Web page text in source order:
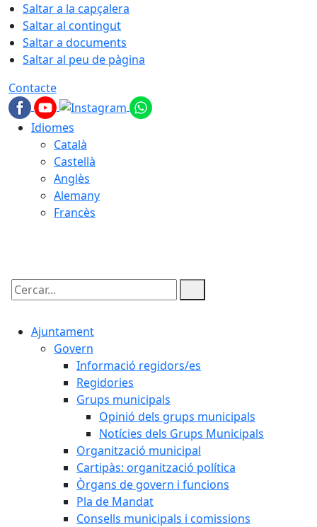
Saltar a la capçalera
Saltar al contingut
Saltar a documents
Saltar al peu de pàgina
Contacte
Idiomes
Català
Castellà
Anglès
Alemany
Francès
Cercar:
Ajuntament
Govern
Informació regidors/es
Regidories
Grups municipals
Opinió dels grups municipals
Notícies dels Grups Municipals
Organització municipal
Cartipàs: organització política
Òrgans de govern i funcions
Pla de Mandat
Consells municipals i comissions